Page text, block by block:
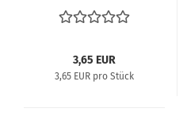
3,65 EUR
3,65 EUR pro Stück